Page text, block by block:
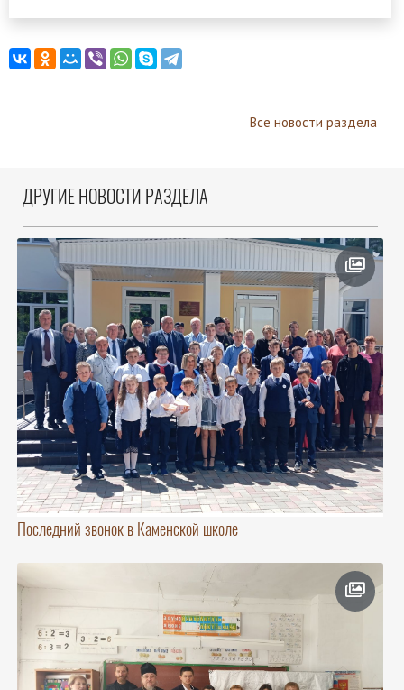
Все новости раздела
ДРУГИЕ НОВОСТИ РАЗДЕЛА
Последний звонок в Каменской школе